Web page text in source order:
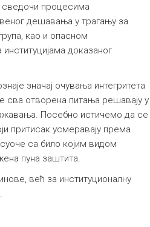
сведочи процесима
дешавања у трагању за
као и опасном
доказаног
значај очувања интегритета
сва отворена питања решавају у
Посебно истичемо да се
притисак усмеравају према
са било којим видом
пуна заштита.
већ за институционалну